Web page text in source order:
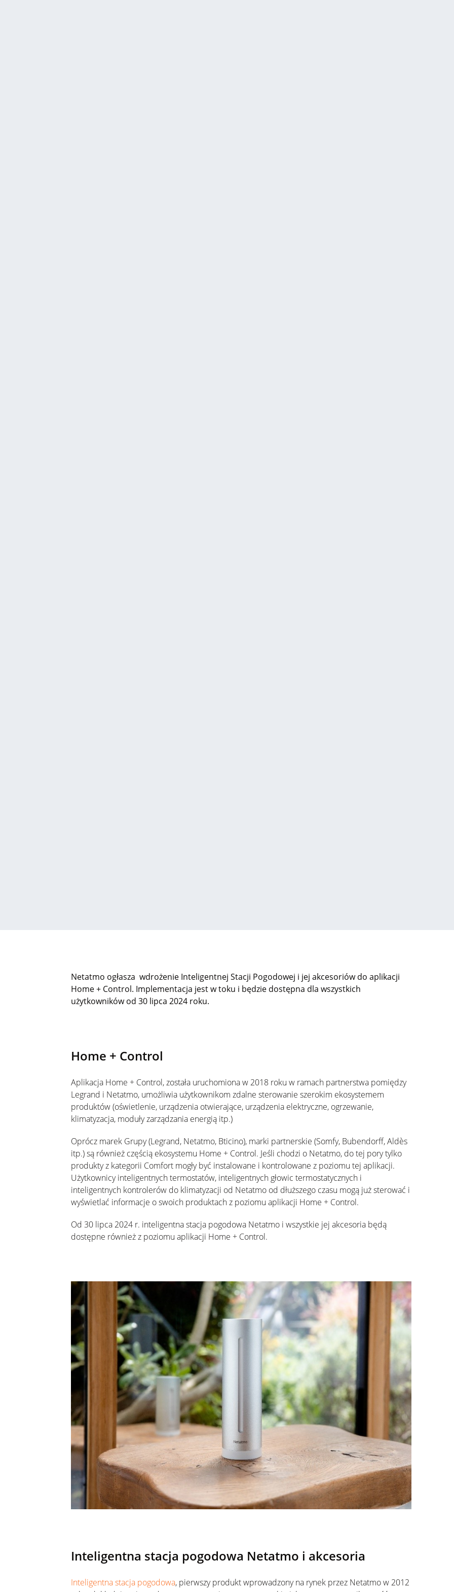
Netatmo ogłasza wdrożenie Inteligentnej Stacji Pogodowej i jej akcesoriów do aplikacji
Home + Control. Implementacja jest w toku i będzie dostępna dla wszystkich
użytkownikówod 30 lipca 2024 roku.
Home + Control
Aplikacja Home + Control,została uruchomiona w 2018 roku w ramach partnerstwa pomiędzy
Legrand i Netatmo, umożliwia użytkownikom zdalne sterowanie szerokim ekosystemem
produktów (oświetlenie, urządzenia otwierające, urządzenia elektryczne, ogrzewanie,
klimatyzacja, moduły zarządzania energią itp.)
Oprócz marek Grupy (Legrand, Netatmo, Bticino), marki partnerskie (Somfy, Bubendorff,Aldès
itp.) są również częścią ekosystemu Home + Control. Jeśli chodzi o Netatmo, do tej pory tylko
produkty z kategorii Comfort mogły być instalowane i kontrolowane z poziomu tej aplikacji.
Użytkownicy inteligentnych termostatów, inteligentnych głowic termostatycznych i
inteligentnych kontrolerów do klimatyzacji od Netatmo od dłuższego czasu mogą jużsterować i
wyświetlać informacje o swoich produktach z poziomu aplikacji Home + Control.
Od 30 lipca 2024 r. inteligentna stacja pogodowa Netatmo i wszystkie jej akcesoria będą
dostępne również z poziomu aplikacji Home + Control.
Inteligentna stacja pogodowa Netatmo i akcesoria
Inteligentna stacja pogodowa, pierwszy produkt wprowadzony na rynek przez Netatmow 2012